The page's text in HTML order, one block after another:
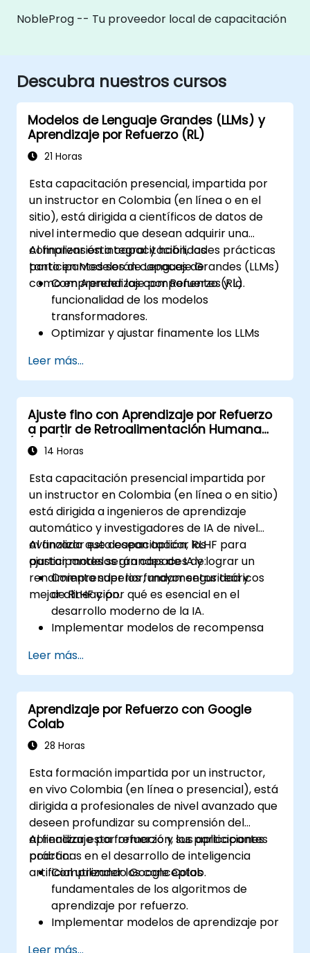
NobleProg -- Tu proveedor local de capacitación
Descubra nuestros cursos
Modelos de Lenguaje Grandes (LLMs) y
Aprendizaje por Refuerzo (RL)
21 Horas
Esta capacitación presencial, impartida por
un instructor en Colombia (en línea o en el
sitio), está dirigida a científicos de datos de
nivel intermedio que desean adquirir una
comprensión integral y habilidades prácticas
tanto en Modelos de Lenguaje Grandes (LLMs)
como en Aprendizaje por Refuerzo (RL).
Al finalizar esta capacitación, los
participantes serán capaces de:
Comprender los componentes y la
funcionalidad de los modelos
transformadores.
Optimizar y ajustar finamente los LLMs
Entender los principios y metodologías
fundamentales del aprendizaje por
refuerzo.
Aprender cómo las técnicas de
aprendizaje por refuerzo pueden mejorar
el rendimiento de los LLMs.
Leer más...
Ajuste fino con Aprendizaje por Refuerzo
a partir de Retroalimentación Humana
(RLHF)14 Horas
Esta capacitación presencial impartida por
un instructor en Colombia (en línea o en sitio)
está dirigida a ingenieros de aprendizaje
automático y investigadores de IA de nivel
avanzado que desean aplicar RLHF para
ajustar modelos grandes de IA y lograr un
rendimiento superior, mayor seguridad y
mejor alineación.
Al finalizar esta capacitación, los
participantes serán capaces de:
Comprender los fundamentos teóricos
de RLHF y por qué es esencial en el
desarrollo moderno de la IA.
Implementar modelos de recompensa
para guiar los procesos de aprendizaje
por refuerzo.
Ajustar finamente grandes modelos de
lenguaje utilizando técnicas de RLHF para
alinear sus respuestas con las
preferencias humanas.
escalar flujos de trabajo de RLHF en
sistemas de IA listos para producción.
Leer más...
Aprendizaje por Refuerzo con Google
Colab
28 Horas
Esta formación impartida por un instructor,
en vivo Colombia (en línea o presencial), está
dirigida a profesionales de nivel avanzado que
deseen profundizar su comprensión del
aprendizaje por refuerzo y sus aplicaciones
prácticas en el desarrollo de inteligencia
artificial utilizando Google Colab.
Al finalizar esta formación, los participantes
podrán:
Comprender los conceptos
fundamentales de los algoritmos de
aprendizaje por refuerzo.
Implementar modelos de aprendizaje por